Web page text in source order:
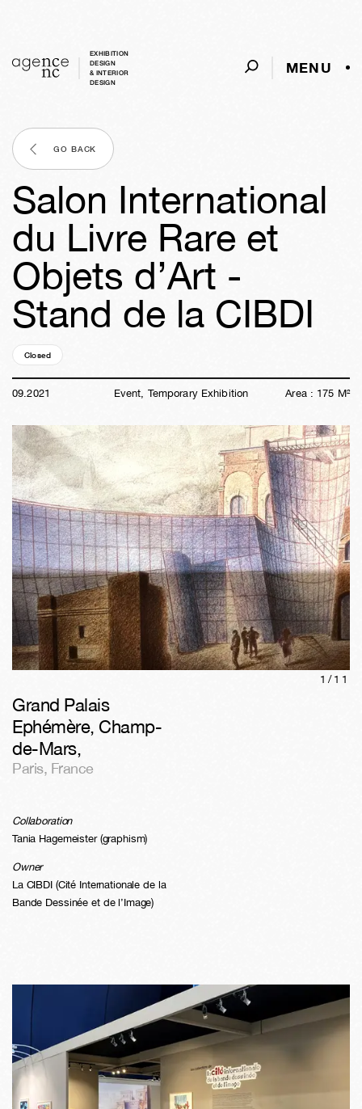
EXHIBITION
DESIGN
& INTERIOR
DESIGN
MENU
GO BACK
Salon International
du Livre Rare et
Objets d’Art -
Stand de la CIBDI
Closed
09.2021 Event, Temporary Exhibition Area : 175 M²
1/ 11
Grand Palais
Ephémère, Champ-
de-Mars,
Paris, France
Collaboration
Tania Hagemeister (graphism)
Owner
La CIBDI (Cité Internationale de la
Bande Dessinée et de l’Image)